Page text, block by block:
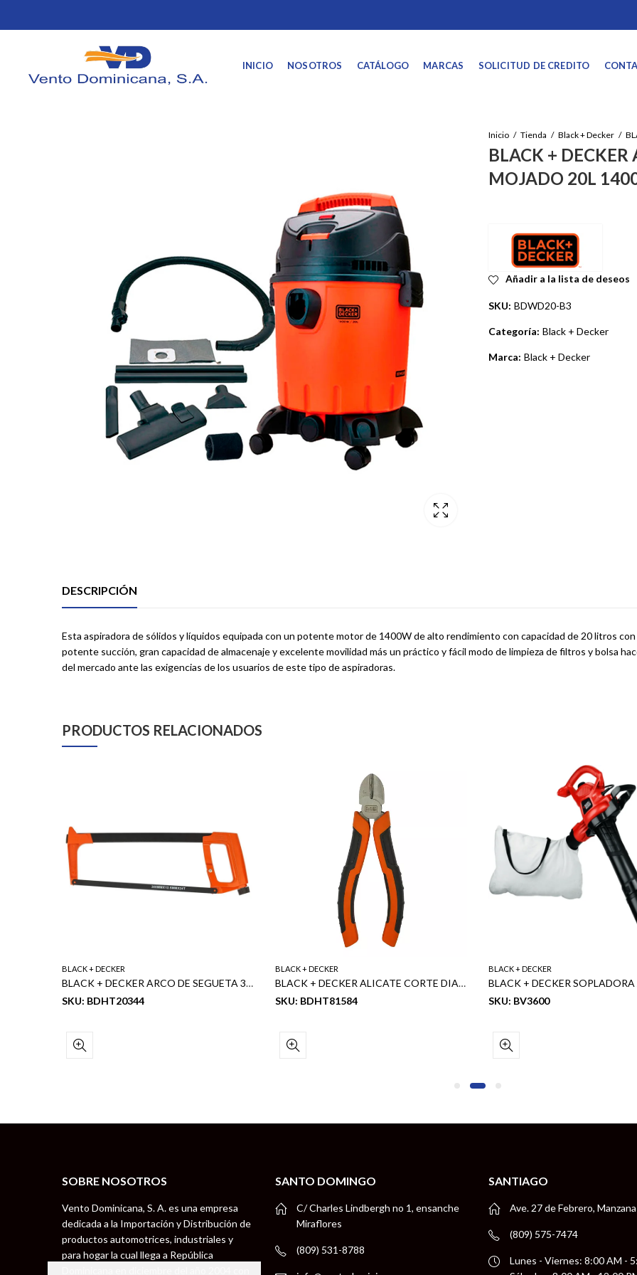
INICIO NOSOTROS CATÁLOGO MARCAS SOLICITUD DE CREDITO
Inicio Tienda Black + Decker
BLACK + DECKER
MOJADO 20L
Añadir a la lista de deseos
SKU: BDWD20-B3
Categoría: Black + Decker
Marca: Black + Decker
DESCRIPCIÓN
Esta aspiradora de sólidos y líquidos equipada con un potente motor de 1400W de alto rendimiento con capacidad de 20 litros
potente succión, gran capacidad de almacenaje y excelente movilidad más un práctico y fácil modo de limpieza de filtros y bolsa
del mercado ante las exigencias de los usuarios de este tipo de aspiradoras.
PRODUCTOS RELACIONADOS
BLACK + DECKER
BLACK + DECKER ARCO DE SEGUETA 300MM
SKU: BDHT20344
BLACK + DECKER
BLACK + DECKER ALICATE CORTE DIAGONAL 6″ 160MM 6PCS
SKU: BDHT81584
BLACK + DECKER
SKU: BV3600
SOBRE NOSOTROS
Vento Dominicana, S. A. es una empresa
dedicada a la Importación y Distribución de
productos automotrices, industriales y
para hogar la cual llega a República
SANTO DOMINGO
C/ Charles Lindbergh no 1, ensanche
Miraflores
(809) 531-8788
SANTIAGO
Ave. 27 de Febrero,
(809) 575-7474
Lunes - Viernes: 8:00 AM -